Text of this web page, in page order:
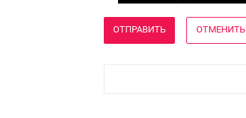
ОТПРАВИТЬ ОТМЕНИТЬ